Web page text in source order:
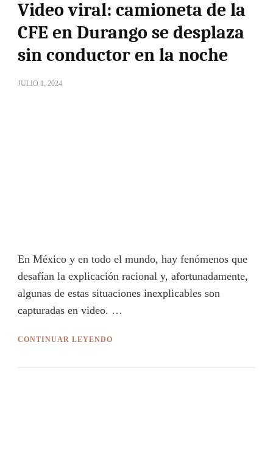
Video viral: camioneta de la
CFE en Durango se desplaza
sin conductor en la noche
JULIO 1, 2024
En México y en todo el mundo, hay fenómenos que
desafían la explicación racional y, afortunadamente,
algunas de estas situaciones inexplicables son
capturadas en video. …
CONTINUAR LEYENDO